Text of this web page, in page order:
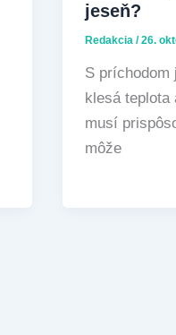
jeseň?
Redakcia/26.
S príchodom
klesá teplota
musí
môže